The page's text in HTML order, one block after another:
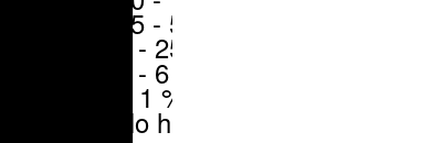
25 - 50 %
6 - 25 %
1 - 6 %
< 1 %
No hay